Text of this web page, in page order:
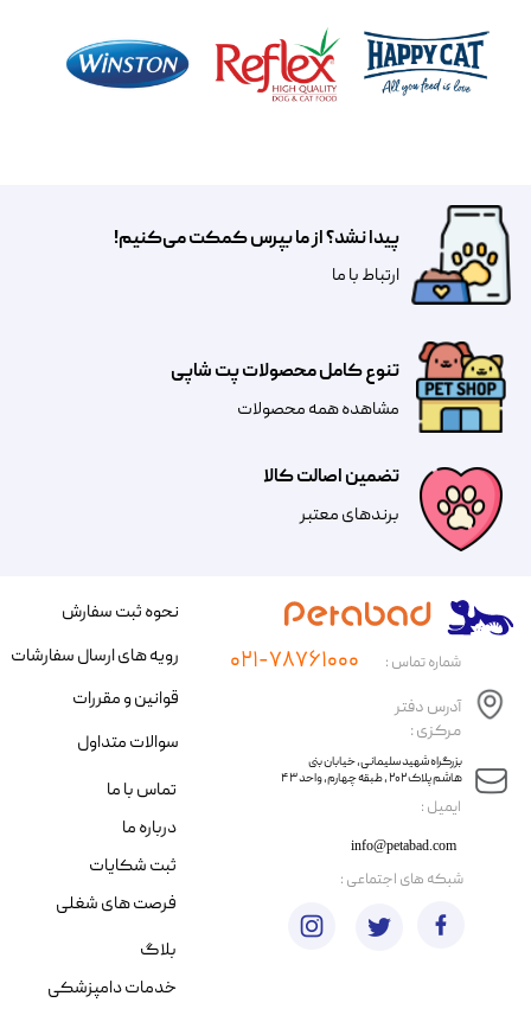
تضمین اصالت کالا
​​برندهای معتبر​​​​​​​
تنوع کامل محصولات پت شاپی
مشاهده همه محصولات
پیدا نشد؟ از ما بپرس کمکت می‌کنیم!
​​​ارتباط با ما
​ایمیل :
آدرس دفتر
مرکزی :
info@petabad.com
​​بزرگراه شهید سلیمانی، خیابان بنی
هاشم پلاک ۲۰۲ ، طبقه چهارم، واحد ۴۳
شماره تماس : ۰۲۱-۷۸۷۶۱۰۰۰
نحوه ثبت سفارش
رویه های ارسال سفارشات
قوانین و مقررات
سوالات متداول
تماس با ما
درباره ما
ثبت شکایات
فرصت های شغلی
​شبکه های اجتماعی :
بلاگ
خدمات دامپزشکی